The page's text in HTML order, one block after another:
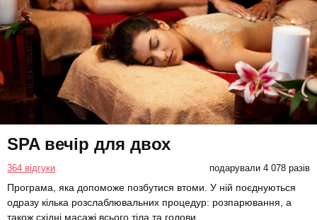
SPA вечір для двох
364 відгуки подарували 4 078 разів
Програма, яка допоможе позбутися втоми. У ній поєднуються
одразу кілька розслаблювальних процедур: розпарювання, а
також східні масажі всього тіла та голови.